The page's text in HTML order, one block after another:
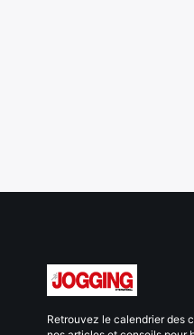
Retrouvez le calendrier des